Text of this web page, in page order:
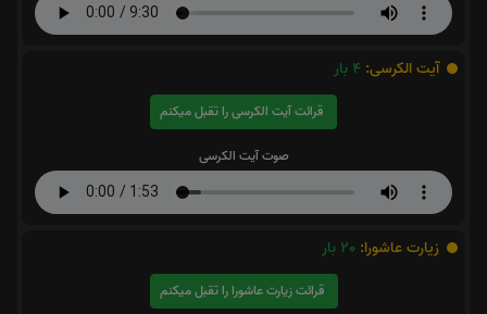
آیت الکرسی: 4 بار
قرائت آیت الکرسی را تقبل میکنم
صوت آیت الکرسی
زیارت عاشورا: 20 بار
قرائت زیارت عاشورا را تقبل میکنم